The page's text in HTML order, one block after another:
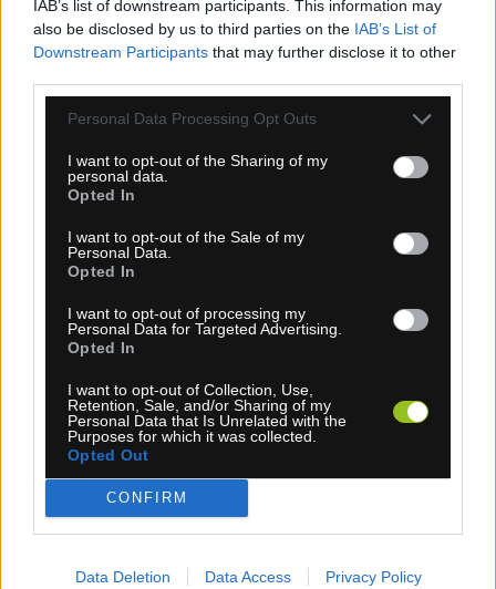
IAB’s list of downstream participants. This information may
also be disclosed by us to third parties on the IAB’s List of
Downstream Participants that may further disclose it to other
Personal Data Processing Opt Outs
I want to opt-out of the Sharing of my
personal data.
Opted In
I want to opt-out of the Sale of my
Personal Data.
Opted In
I want to opt-out of processing my
Personal Data for Targeted Advertising.
Opted In
I want to opt-out of Collection, Use,
Retention, Sale, and/or Sharing of my
Personal Data that Is Unrelated with the
Purposes for which it was collected.
Opted Out
CONFIRM
Data Deletion Data Access Privacy Policy
KÚPIŤ
KARPOS LAVAREDO ČELENKA BLUE ATOLL